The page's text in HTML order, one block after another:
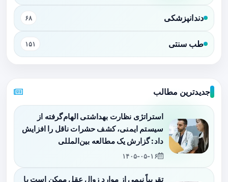
دندانپزشکی ۶۸
طب سنتی ۱۵۱
جدیدترین مطالب
استراتژی نظارت بهداشتی الهام‌گرفته از
سیستم ایمنی، کشف حشرات ناقل را افزایش
داد: گزارش یک مطالعه بین‌المللی
۱۴۰۵-۰۵-۱۶
تقریباً نیمی از موارد زوال عقل ممکن است با